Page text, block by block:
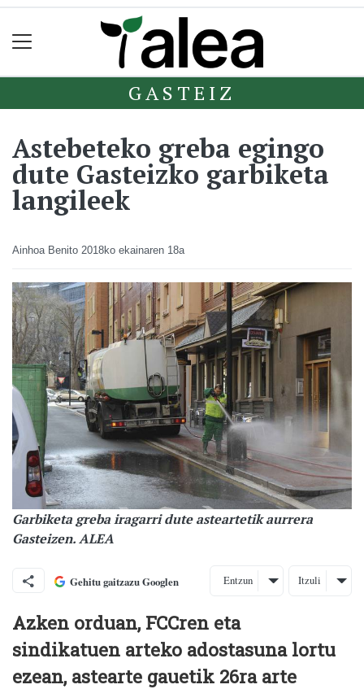
GASTEIZ
Astebeteko greba egingo
dute Gasteizko garbiketa
langileek
Ainhoa Benito 2018ko ekainaren 18a
Garbiketa greba iragarri dute asteartetik aurrera
Gasteizen. ALEA
Gehitu gaitzazu Googlen Entzun Itzuli
Azken orduan, FCCren eta
sindikatuen arteko adostasuna lortu
ezean, astearte gauetik 26ra arte